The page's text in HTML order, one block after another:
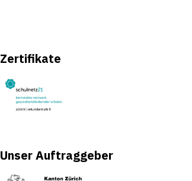
Zertifikate
Unser Auftraggeber